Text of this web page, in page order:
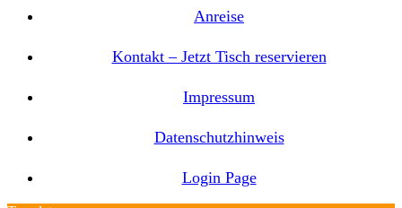
Anreise
Kontakt – Jetzt Tisch reservieren
Impressum
Datenschutzhinweis
Login Page